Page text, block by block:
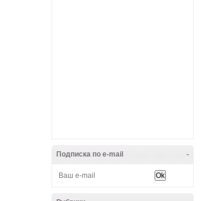
-
Подписка по e-mail